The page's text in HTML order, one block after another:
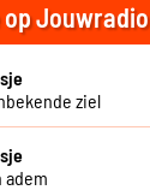
op Jouwradio
ziel
adem